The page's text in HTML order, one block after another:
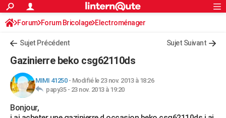
ACTUALITÉS
Politique
Société
Faits Divers
Education
Monde
Villes
+
FINANCE
Retraite
Impôts
Epargne
Immobilier
Risques naturels par ville
Banque
Assurance
Crédit
AUTO
Essais
Réserver un essai
Citadines
Berlines
SUV
Forum auto
+HIGH-TECH
S'inscrire
Connexion
Forum Forum Bricolage Electroménager
Sujet Précédent Sujet Suivant
Gazinierre beko csg62110ds
MIMI 41250- Modifié le 23 nov. 2013 à 18:26
papy35 - 23 nov. 2013 à 19:20
Bonjour,